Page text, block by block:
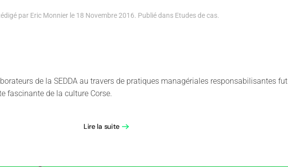
par Eric Monnier le 18 Novembre 2016. Publié dans Etudes de cas.
de la SEDDA au travers de pratiques managériales responsabilisantes
fascinante de la culture Corse.
Lire la suite